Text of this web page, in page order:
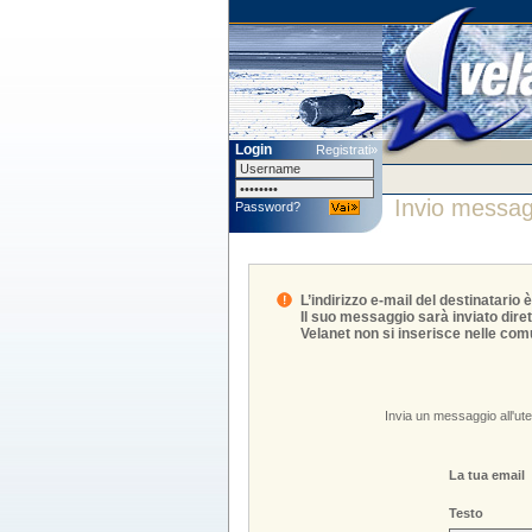
Login Registrati»
Password? Invio
L’indirizzo e-mail del
Il suo messaggio sarà inviato
Velanet non si inserisce nelle
Invia un messaggio
La tua email
Testo